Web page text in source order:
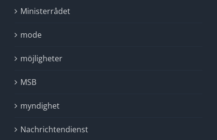
Ministerrådet
mode
möjligheter
MSB
myndighet
Nachrichtendienst